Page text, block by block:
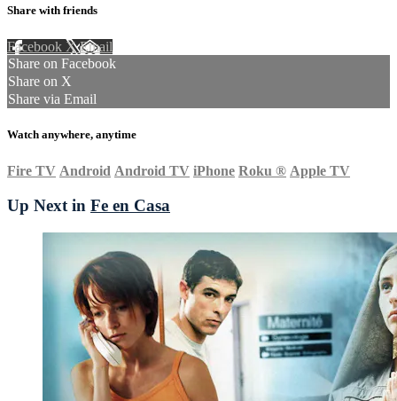
Share with friends
Facebook XEmail
Share on Facebook
Share on X
Share via Email
Watch anywhere, anytime
Fire TV Android Android TV iPhone Roku ® Apple TV
Up Next in Fe en Casa